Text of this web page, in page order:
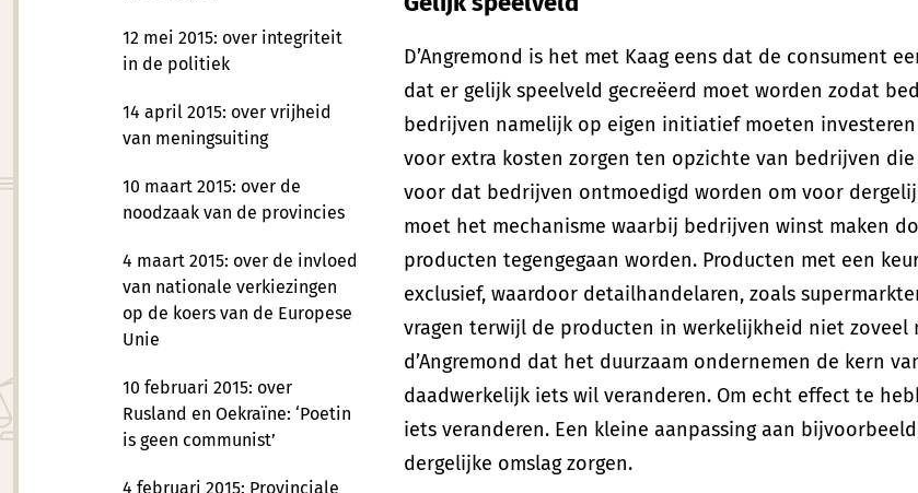
12 mei 2015: over integriteit
in de politiek
14 april 2015: over vrijheid
van meningsuiting
10 maart 2015: over de
noodzaak van de provincies
4 maart 2015: over de invloed
van nationale verkiezingen
op de koers van de Europese
Unie
10 februari 2015: over
Rusland en Oekraïne: ‘Poetin
is geen communist’
4 februari 2015: Provinciale
D’Angremond is het met Kaag eens dat de consument
dat er gelijk speelveld gecreëerd moet worden zodat
bedrijven namelijk op eigen initiatief moeten
voor extra kosten zorgen ten opzichte van bedrijven
voor dat bedrijven ontmoedigd worden om voor
moet het mechanisme waarbij bedrijven winst maken
producten tegengegaan worden. Producten met een
exclusief, waardoor detailhandelaren, zoals
vragen terwijl de producten in werkelijkheid niet zoveel
d’Angremond dat het duurzaam ondernemen de kern
daadwerkelijk iets wil veranderen. Om echt effect te
iets veranderen. Een kleine aanpassing aan
dergelijke omslag zorgen.